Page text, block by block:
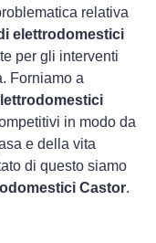
relativa
elettrodomestici
per gli interventi
Forniamo a
in modo da
e della vita
di questo siamo
Castor.